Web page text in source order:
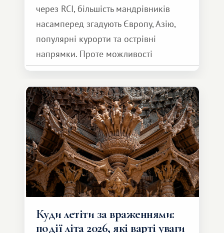
через RCI, більшість мандрівників
насамперед згадують Європу, Азію,
популярні курорти та острівні
напрямки. Проте можливості
обмінної системи значно ширші.
Серед них є і Африка – континент,
який здатний подарувати зовсім
інший формат подорожі.
Куди летіти за враженнями:
події літа 2026, які варті уваги